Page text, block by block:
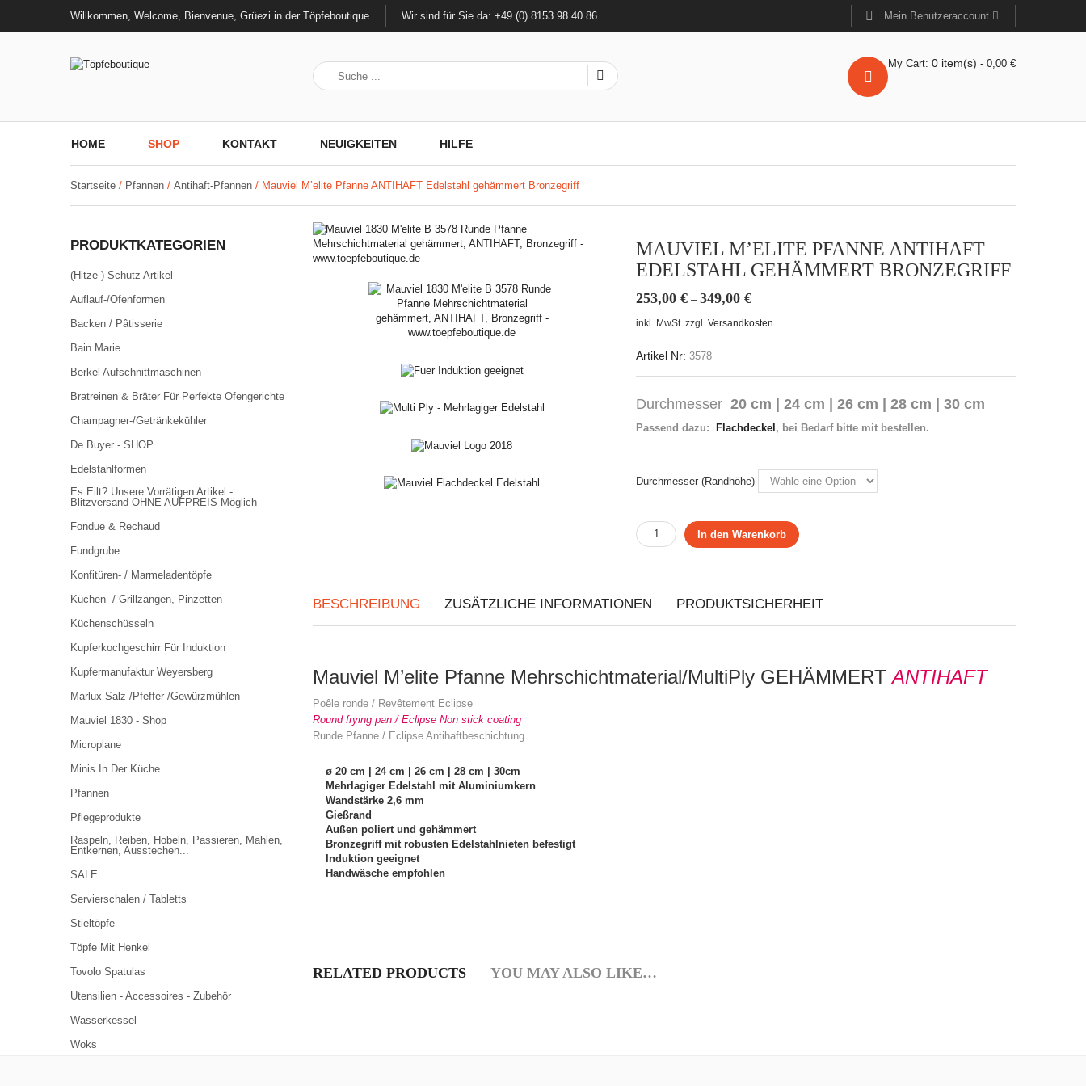
Willkommen, Welcome, Bienvenue, Grüezi in der Töpfeboutique Wir sind für Sie da: +49 (0) 8153 98 40 86 Mein Benutzeraccount
My Cart: 0 item(s) - 0,00 €
HOME SHOP KONTAKT NEUIGKEITEN HILFE
Startseite / Pfannen / Antihaft-Pfannen / Mauviel M’elite Pfanne ANTIHAFT Edelstahl gehämmert Bronzegriff
MAUVIEL M’ELITE PFANNE ANTIHAFT
EDELSTAHL GEHÄMMERT BRONZEGRIFF
253,00 € – 349,00 €
inkl. MwSt. zzgl. Versandkosten
Artikel Nr: 3578
Durchmesser 20 cm | 24 cm | 26 cm | 28 cm | 30 cm
Passend dazu: Flachdeckel , bei Bedarf bitte mit bestellen.
Durchmesser (Randhöhe)
In den Warenkorb
BESCHREIBUNG ZUSÄTZLICHE INFORMATIONEN PRODUKTSICHERHEIT
Mauviel M’elite Pfanne Mehrschichtmaterial/MultiPly GEHÄMMERTANTIHAFT
Poêle ronde / Revêtement Eclipse
Round frying pan / Eclipse Non stick coating
Runde Pfanne / Eclipse Antihaftbeschichtung
ø 20 cm | 24 cm | 26 cm | 28 cm | 30cm
Mehrlagiger Edelstahl mit Aluminiumkern
Wandstärke 2,6 mm
Gießrand
Außen poliert und gehämmert
Bronzegriff mit robusten Edelstahlnieten befestigt
Induktion geeignet
Handwäsche empfohlen
RELATED PRODUCTS YOU MAY ALSO LIKE…
PRODUKTKATEGORIEN
(Hitze-) Schutz Artikel
Auflauf-/Ofenformen
Backen / Pâtisserie
Bain Marie
Berkel Aufschnittmaschinen
Bratreinen & Bräter Für Perfekte Ofengerichte
Champagner-/Getränkekühler
De Buyer - SHOP
Edelstahlformen
Es Eilt? Unsere Vorrätigen Artikel -
Blitzversand OHNE AUFPREIS Möglich
Fondue & Rechaud
Fundgrube
Konfitüren- / Marmeladentöpfe
Küchen- / Grillzangen, Pinzetten
Küchenschüsseln
Kupferkochgeschirr Für Induktion
Kupfermanufaktur Weyersberg
Marlux Salz-/Pfeffer-/Gewürzmühlen
Mauviel 1830 - Shop
Microplane
Minis In Der Küche
Pfannen
Pflegeprodukte
Raspeln, Reiben, Hobeln, Passieren, Mahlen,
Entkernen, Ausstechen...
SALE
Servierschalen / Tabletts
Stieltöpfe
Töpfe Mit Henkel
Tovolo Spatulas
Utensilien - Accessoires - Zubehör
Wasserkessel
Woks